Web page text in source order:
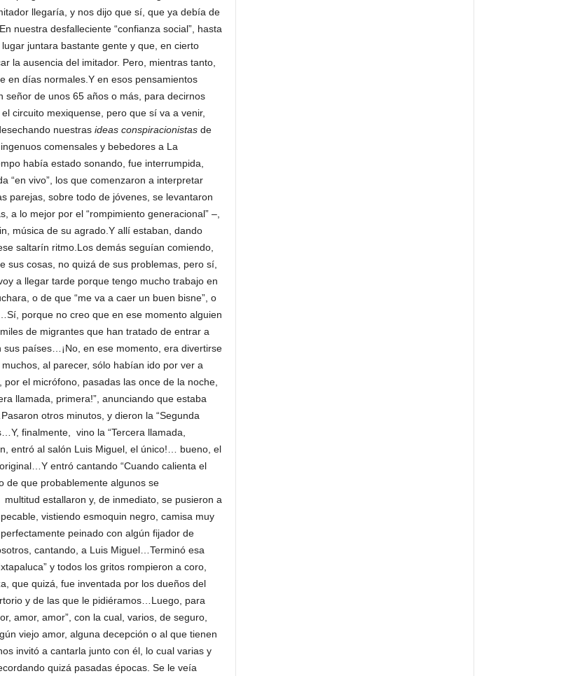
llegaría, y nos dijo que sí, que ya debía de
nuestra desfalleciente “confianza social”, hasta
juntara bastante gente y que, en cierto
la ausencia del imitador. Pero, mientras tanto,
en días normales.Y en esos pensamientos
de unos 65 años o más, para decirnos
circuito mexiquense, pero que sí va a venir,
nuestras ideas conspiracionistasde
comensales y bebedores a La
había estado sonando, fue interrumpida,
“en vivo”, los que comenzaron a interpretar
parejas, sobre todo de jóvenes, se levantaron
a lo mejor por el “rompimiento generacional” –,
música de su agrado.Y allí estaban, dando
saltarín ritmo.Los demás seguían comiendo,
sus cosas, no quizá de sus problemas, pero sí,
a llegar tarde porque tengo mucho trabajo en
o de que “me va a caer un buen bisne”, o
porque no creo que en ese momento alguien
de migrantes que han tratado de entrar a
países…¡No, en ese momento, era divertirse
al parecer, sólo habían ido por ver a
el micrófono, pasadas las once de la noche,
llamada, primera!”, anunciando que estaba
otros minutos, y dieron la “Segunda
finalmente, vino la “Tercera llamada,
entró al salón Luis Miguel, el único!… bueno, el
entró cantando “Cuando calienta el
de que probablemente algunos se
estallaron y, de inmediato, se pusieron a
vistiendo esmoquin negro, camisa muy
peinado con algún fijador de
cantando, a Luis Miguel…Terminó esa
y todos los gritos rompieron a coro,
que quizá, fue inventada por los dueños del
y de las que le pidiéramos…Luego, para
amor, amor”, con la cual, varios, de seguro,
viejo amor, alguna decepción o al que tienen
invitó a cantarla junto con él, lo cual varias y
quizá pasadas épocas. Se le veía